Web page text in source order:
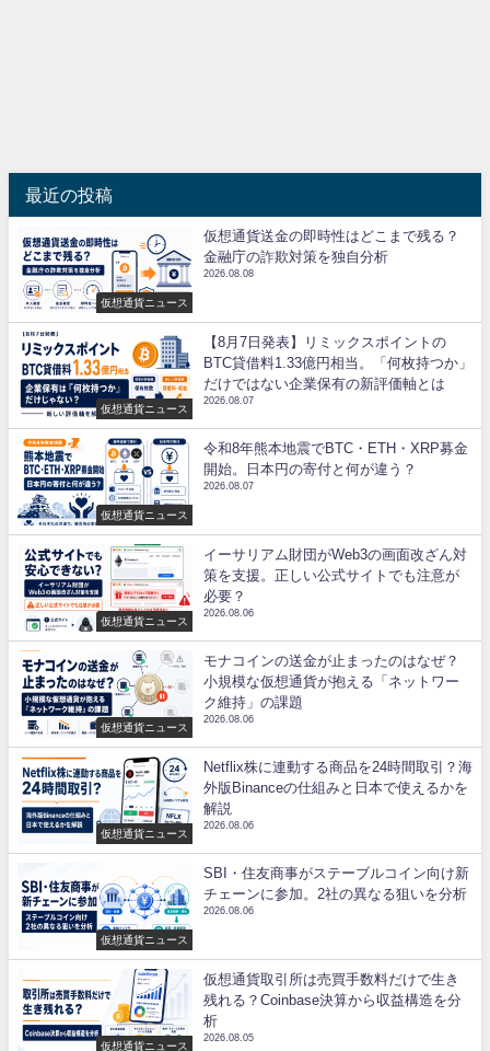
最近の投稿
仮想通貨ニュース
仮想通貨送金の即時性はどこまで残る？
金融庁の詐欺対策を独自分析
2026.08.08
仮想通貨ニュース
【8月7日発表】リミックスポイントの
BTC貸借料1.33億円相当。「何枚持つか」
だけではない企業保有の新評価軸とは
2026.08.07
仮想通貨ニュース
令和8年熊本地震でBTC・ETH・XRP募金
開始。日本円の寄付と何が違う？
2026.08.07
仮想通貨ニュース
イーサリアム財団がWeb3の画面改ざん対
策を支援。正しい公式サイトでも注意が
必要？
2026.08.06
仮想通貨ニュース
モナコインの送金が止まったのはなぜ？
小規模な仮想通貨が抱える「ネットワー
ク維持」の課題
2026.08.06
仮想通貨ニュース
Netflix株に連動する商品を24時間取引？海
外版Binanceの仕組みと日本で使えるかを
解説
2026.08.06
仮想通貨ニュース
SBI・住友商事がステーブルコイン向け新
チェーンに参加。2社の異なる狙いを分析
2026.08.06
仮想通貨ニュース
仮想通貨取引所は売買手数料だけで生き
残れる？Coinbase決算から収益構造を分
析
2026.08.05